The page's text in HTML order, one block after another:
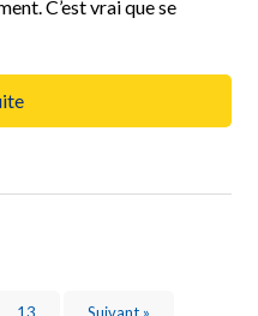
C’est vrai que se
13 Suivant »